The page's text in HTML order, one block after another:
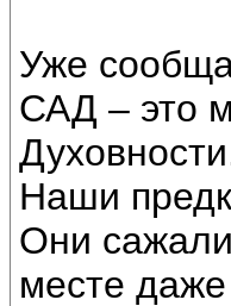
Уже
САД – это
Наши
Они
месте